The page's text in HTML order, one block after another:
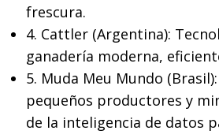
frescura.
4. Cattler (Argentina):
ganadería moderna,
5. Muda Meu Mundo
pequeños productores y
de la inteligencia de datos